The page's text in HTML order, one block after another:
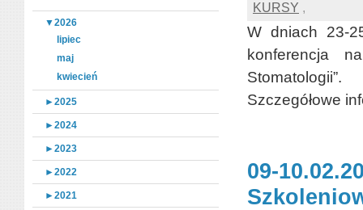
▼2026
lipiec
maj
kwiecień
►2025
►2024
►2023
►2022
►2021
KURSY ,
W dniach 23-
konferencja
Stomatologii”.
Szczegółowe
09-